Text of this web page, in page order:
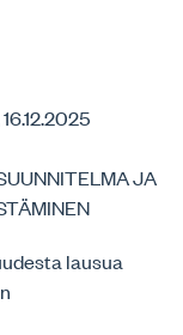
JA
lausua